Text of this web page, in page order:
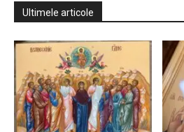
Ultimele articole